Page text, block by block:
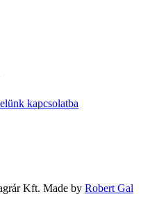
kapcsolatba
Kft. Made by Robert Gal